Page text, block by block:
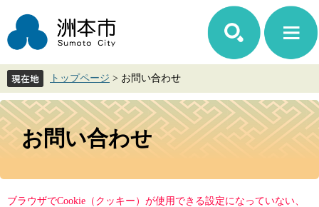
ジ
先
で
す。
ュ
を
ば
し
て
トップページ > お問い合わせ
本
文
お問い合わせ
ブラウザでCookie（クッキー）が使用できる設定になっていない、